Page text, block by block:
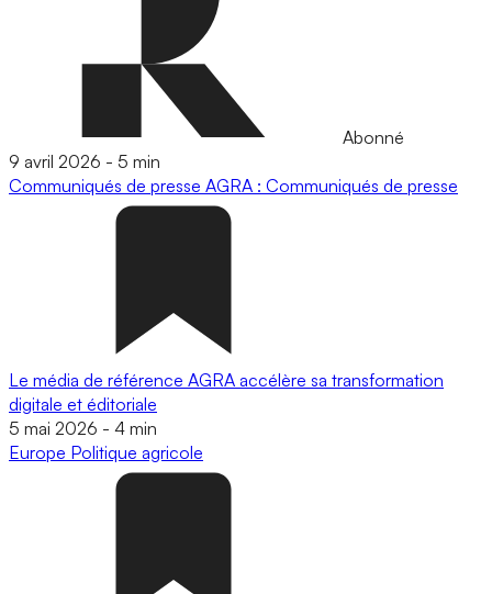
Abonné
9 avril 2026 - 5 min
Communiqués de presse AGRA : Communiqués de presse
Le média de référence AGRA accélère sa transformation
digitale et éditoriale
5 mai 2026 - 4 min
Europe Politique agricole